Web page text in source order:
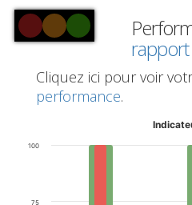
rapport
Cliquez ici pour voir
performance.
75
100